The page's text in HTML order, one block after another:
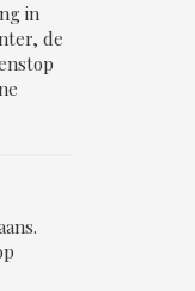
in
de